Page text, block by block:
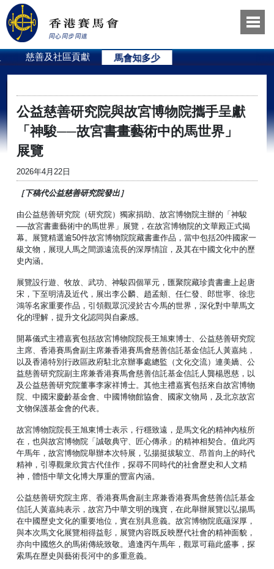
慈善及社區貢獻 馬會知多少
公益慈善研究院與故宮博物院攜手呈獻
「神駿──故宮書畫藝術中的馬世界」
展覽
2026年4月22日
［下稿代公益慈善研究院發出］
由公益慈善研究院（研究院）獨家捐助、故宮博物院主辦的「神駿
──故宮書畫藝術中的馬世界」展覽，在故宮博物院的文華殿正式揭
幕。展覽精選逾50件故宮博物院院藏書畫作品，當中包括20件國家一
級文物，展現人馬之間源遠流長的深厚情誼，及其在中國文化中的歷
史內涵。
展覽設行遊、牧放、武功、神駿四個單元，匯聚院藏珍貴書畫上起唐
宋，下至明清及近代，展出李公麟、趙孟頫、任仁發、郎世寧、徐悲
鴻等名家重要作品，引領觀眾沉浸於古今馬的世界，深化對中華馬文
化的理解，提升文化認同與自豪感。
開幕儀式主禮嘉賓包括故宮博物院院長王旭東博士、公益慈善研究院
主席、香港賽馬會副主席兼香港賽馬會慈善信託基金信託人黃嘉純，
以及香港特別行政區政府駐北京辦事處總監（文化交流）連美嬌、公
益慈善研究院副主席兼香港賽馬會慈善信託基金信託人龔楊恩慈，以
及公益慈善研究院董事李家祥博士。其他主禮嘉賓包括來自故宮博物
院、中國宋慶齡基金會、中國博物館協會、國家文物局，及北京故宮
文物保護基金會的代表。
故宮博物院院長王旭東博士表示，行穩致遠，是馬文化的精神內核所
在，也與故宮博物院「誠敬典守、匠心傳承」的精神相契合。值此丙
午馬年，故宮博物院舉辦本次特展，弘揚挺拔駿立、昂首向上的時代
精神，引導觀衆欣賞古代佳作，探尋不同時代的社會歷史和人文精
神，體悟中華文化博大厚重的豐富內涵。
公益慈善研究院主席、香港賽馬會副主席兼香港賽馬會慈善信託基金
信託人黃嘉純表示，故宮乃中華文明的瑰寶，在此舉辦展覽以弘揚馬
在中國歷史文化的重要地位，實在別具意義。故宮博物院底蘊深厚，
與本次馬文化展覽相得益彰，展覽內容既反映歷代社會的精神面貌，
亦向中國悠久的馬術傳統致敬。適逢丙午馬年，觀眾可藉此盛事，探
索馬在歷史與藝術長河中的多重意義。